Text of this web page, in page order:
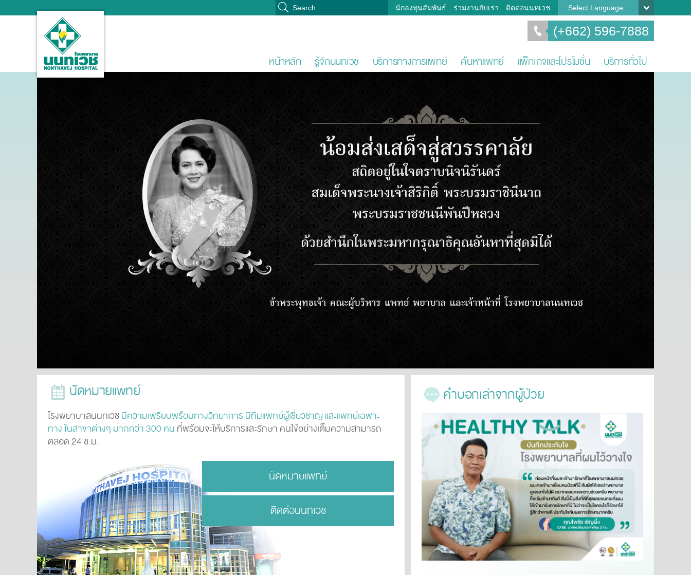
Select Language
นักลงทุนสัมพันธ์ ร่วมงานกับเรา ติดต่อนนทเวช
(+662) 596-7888
หน้าหลัก รู้จักนนทเวช บริการทางการแพทย์ ค้นหาแพทย์ แพ็กเกจและโปรโมชั่น บริการทั่วไป
นัดหมายแพทย์
โรงพยาบาลนนทเวชมีความเพรียบพร้อมทางวิทยาการ มีทีมแพทย์ผู้เชี่ยวชาญ และแพทย์เฉพาะ
ทาง ในสาขาต่างๆ มากกว่า 300 คน ที่พร้อมจะให้บริการและรักษา คนไข้อย่างเต็มความสามารถ
ตลอด 24 ช.ม.
นัดหมายแพทย์
ติดต่อนนทเวช
คำบอกเล่าจากผู้ป่วย